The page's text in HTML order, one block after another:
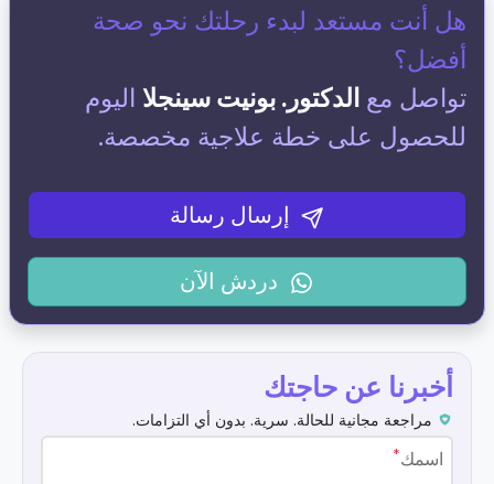
هل أنت مستعد لبدء رحلتك نحو صحة
أفضل؟
تواصل مع الدكتور. بونيت سينجلا اليوم
للحصول على خطة علاجية مخصصة.
إرسال رسالة
دردش الآن
أخبرنا عن حاجتك
مراجعة مجانية للحالة. سرية. بدون أي التزامات.
اسمك*